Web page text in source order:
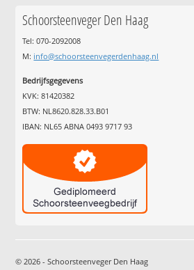
Schoorsteenveger Den Haag
Tel: 070-2092008
M: info@schoorsteenvegerdenhaag.nl
Bedrijfsgegevens
KVK: 81420382
BTW: NL8620.828.33.B01
IBAN: NL65 ABNA 0493 9717 93
© 2026 - Schoorsteenveger Den Haag